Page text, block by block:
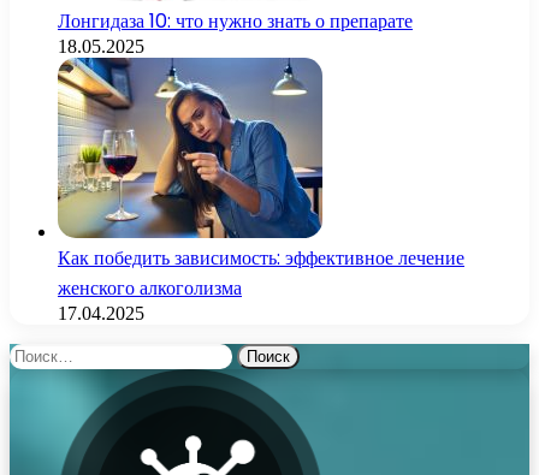
Лонгидаза 10: что нужно знать о препарате
18.05.2025
Как победить зависимость: эффективное лечение
женского алкоголизма
17.04.2025
Найти: